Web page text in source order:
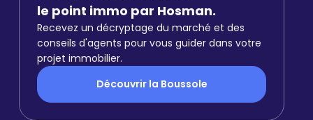
le point immo par Hosman.
Recevez un décryptage du marché et des
conseils d'agents pour vous guider dans votre
projet immobilier.
Découvrir la Boussole